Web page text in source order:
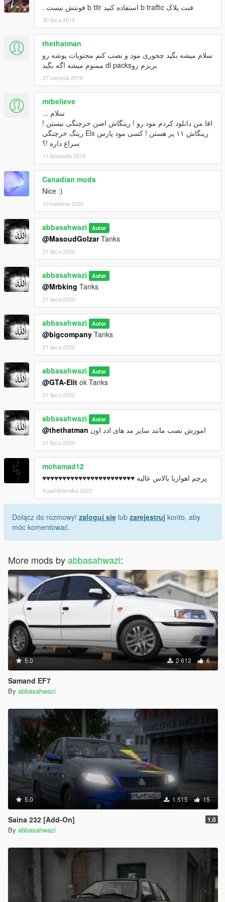
فنت پلاک b traffic استفاده کنید b titr فونتش نیست .
30 lipca 2019
thethatman
سلام میشه بگید چجوری مود و نصب کنم محتویات پوشه رو
بریزم روdl packs ممنوم میشه اگه بگید
27 sierpnia 2019
mrbelieve
سلام ...
اقا من دانلود کردم مود رو ! رینگاش اصن خرچنگی نیستن !
رینگاش ۱۱ پر هستن ! کسی مود پارس Elx رینگ خرچنگی
سراغ داره !؟
11 listopada 2019
Canadian mods
Nice :)
10 kwietnia 2020
abbasahwazi Autor
@MasoudGolzarTanks
21 lipca 2020
abbasahwazi Autor
@Mrbking Tanks
21 lipca 2020
abbasahwazi Autor
@bigcompany Tanks
21 lipca 2020
abbasahwazi Autor
@GTA-Elit ok Tanks
21 lipca 2020
abbasahwazi Autor
@thethatman اموزش نصب مانند سایر مد های ادد اون
21 lipca 2020
mohamad12
پرچم اهوازیا بالاس عالیه ♥♥♥♥♥♥♥♥♥♥♥♥♥♥♥♥♥♥♥♥♥♥♥
9 października 2023
Dołącz do rozmowy! zaloguj się lub zarejestruj konto, aby
móc komentować.
More mods byabbasahwazi:
5.0 2 612 6
Samand EF7
By abbasahwazi
5.0 1 515 15
Saina 232 [Add-On] 1.0
By abbasahwazi